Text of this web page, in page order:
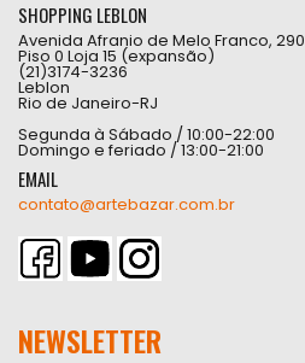
SHOPPING LEBLON
Avenida Afranio de Melo Franco, 290
Piso 0 Loja 15 (expansão)
(21)3174-3236
Leblon
Rio de Janeiro-RJ
Segunda à Sábado / 10:00-22:00
Domingo e feriado / 13:00-21:00
EMAIL
contato@artebazar.com.br
NEWSLETTER